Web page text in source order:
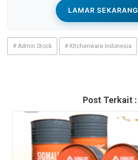
LAMAR SEKARANG
# Admin Stock # Kitchenware Indonesia
Post Terkait :